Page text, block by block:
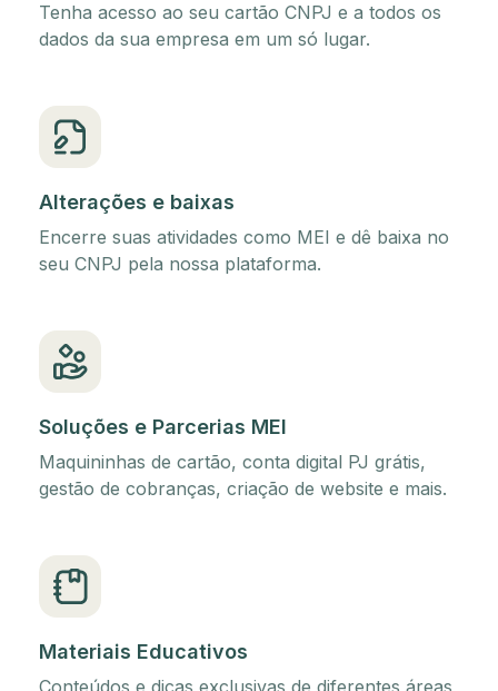
Tenha acesso ao seu cartão CNPJ e a todos os
dados da sua empresa em um só lugar.
Alterações e baixas
Encerre suas atividades como MEI e dê baixa no
seu CNPJ pela nossa plataforma.
Soluções e Parcerias MEI
Maquininhas de cartão, conta digital PJ grátis,
gestão de cobranças, criação de website e mais.
Materiais Educativos